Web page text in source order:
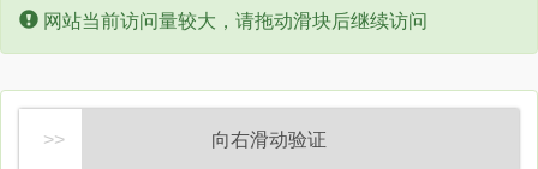
Error:
网站当前访问量较大，请拖动滑块后继续访问
向右滑动验证